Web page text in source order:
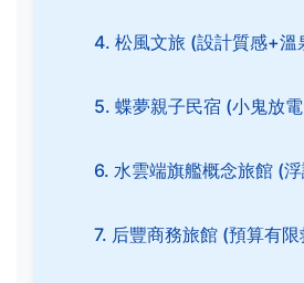
4. 松風文旅 (設計質感+溫
5. 蝶夢親子民宿 (小鬼放
6. 水雲端旗艦概念旅館 (
7. 后豐商務旅館 (預算有